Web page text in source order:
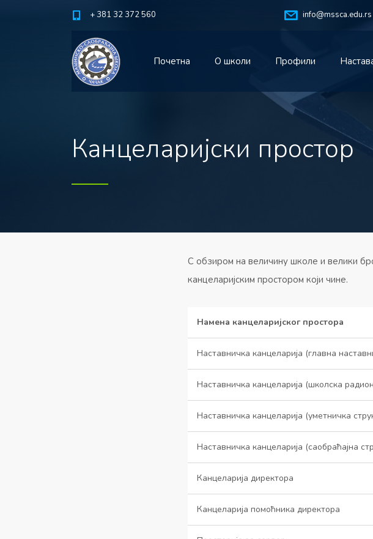
+ 381 32 372 560 info@mssca.edu.rs
Почетна О школи Профили
Канцеларијски простор
С обзиром на величину школе и велики
канцеларијским простором који чине.
Намена канцеларијског простора
Наставничка канцеларија (главна
Наставничка канцеларија (школска
Наставничка канцеларија (уметничка
Наставничка канцеларија (саобраћајна
Канцеларија директора
Канцеларија помоћника директора